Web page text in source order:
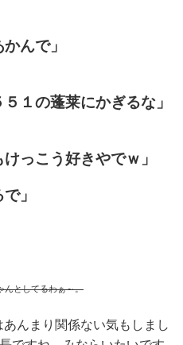
んで」
１の蓬莱にかぎるな」
っこう好きやでｗ」
」
んとしてるわぁ～。
んまり関係ない気もしまし